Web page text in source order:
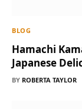
BLOG
Hamachi
Japanese
BY ROBERTA TAYLOR